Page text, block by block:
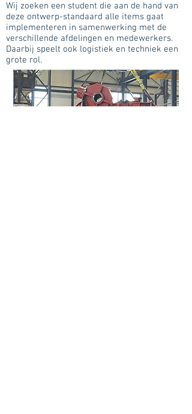
Wij zoeken een student die aan de hand van
deze ontwerp-standaard alle items gaat
implementeren in samenwerking met de
verschillende afdelingen en medewerkers.
Daarbij speelt ook logistiek en techniek een
grote rol.